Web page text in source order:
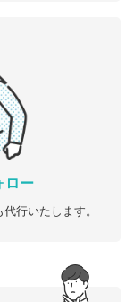
ロー
行いたします。